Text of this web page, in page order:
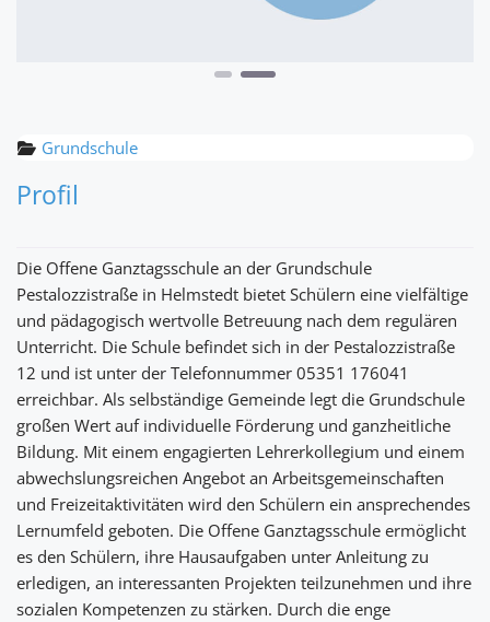
Grundschule
Profil
Die Offene Ganztagsschule an der Grundschule
Pestalozzistraße in Helmstedt bietet Schülern eine vielfältige
und pädagogisch wertvolle Betreuung nach dem regulären
Unterricht. Die Schule befindet sich in der Pestalozzistraße
12 und ist unter der Telefonnummer 05351 176041
erreichbar. Als selbständige Gemeinde legt die Grundschule
großen Wert auf individuelle Förderung und ganzheitliche
Bildung. Mit einem engagierten Lehrerkollegium und einem
abwechslungsreichen Angebot an Arbeitsgemeinschaften
und Freizeitaktivitäten wird den Schülern ein ansprechendes
Lernumfeld geboten. Die Offene Ganztagsschule ermöglicht
es den Schülern, ihre Hausaufgaben unter Anleitung zu
erledigen, an interessanten Projekten teilzunehmen und ihre
sozialen Kompetenzen zu stärken. Durch die enge